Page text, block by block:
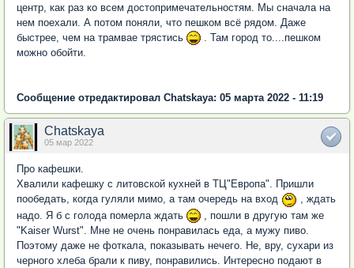
центр, как раз ко всем достопримечательностям. Мы сначала на
нем поехали. А потом поняли, что пешком всё рядом. Даже
быстрее, чем на трамвае трястись
. Там город то....пешком
можно обойти.
Сообщение отредактировал Chatskaya: 05 марта 2022 - 11:19
Chatskaya
05 мар 2022
Про кафешки.
Хвалили кафешку с литовской кухней в ТЦ"Европа". Пришли
пообедать, когда гуляли мимо, а там очередь на вход
, ждать
надо. Я б с голода померла ждать
, пошли в другую там же
"Kaiser Wurst". Мне не очень понравилась еда, а мужу пиво.
Поэтому даже не фоткала, показывать нечего. Не, вру, сухари из
черного хлеба брали к пиву, понравились. Интересно подают в